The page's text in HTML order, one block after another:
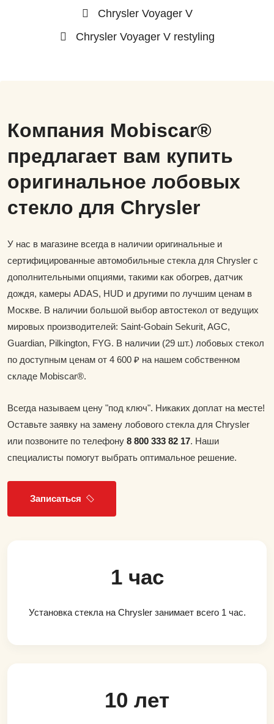
Chrysler Voyager V
Chrysler Voyager V restyling
Компания Mobiscar®
предлагает вам купить
оригинальное лобовых
стекло для Chrysler
У нас в магазине всегда в наличии оригинальные и
сертифицированные автомобильные стекла для Chrysler с
дополнительными опциями, такими как обогрев, датчик
дождя, камеры ADAS, HUD и другими по лучшим ценам в
Москве. В наличии большой выбор автостекол от ведущих
мировых производителей: Saint-Gobain Sekurit, AGC,
Guardian, Pilkington, FYG. В наличии (29 шт.) лобовых стекол
по доступным ценам от 4 600 ₽ на нашем собственном
складе Mobiscar®.
Всегда называем цену "под ключ". Никаких доплат на месте!
Оставьте заявку на замену лобового стекла для Chrysler
или позвоните по телефону 8 800 333 82 17. Наши
специалисты помогут выбрать оптимальное решение.
Записаться
1 час
Установка стекла на Chrysler занимает всего 1 час.
10 лет